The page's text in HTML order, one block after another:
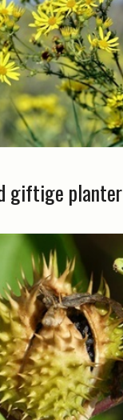
giftige planter